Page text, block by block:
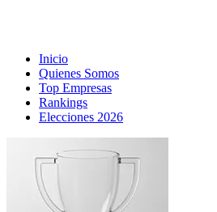
Inicio
Quienes Somos
Top Empresas
Rankings
Elecciones 2026